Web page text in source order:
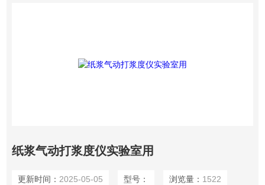
纸浆气动打浆度仪实验室用
更新时间： 2025-05-05 型号： 浏览量： 1522